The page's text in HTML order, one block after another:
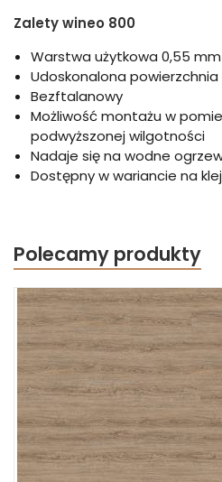
Zalety wineo 800
Warstwa użytkowa 0,55 mm
Udoskonalona
Bezftalanowy
Możliwość montażu w
podwyższonej wilgotności
Nadaje się na wodne
Dostępny w wariancie na
Polecamy produkty